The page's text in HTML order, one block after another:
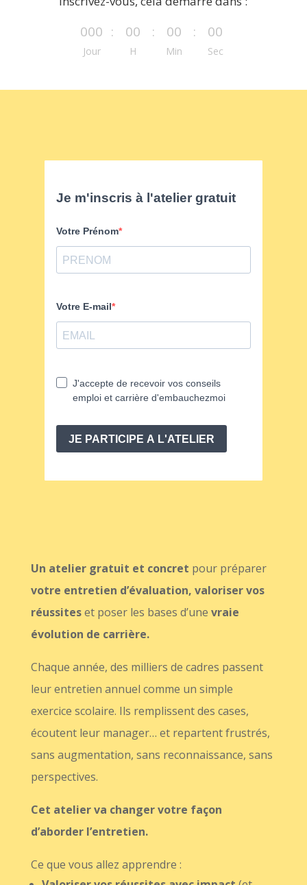
000
Jour
: 00
H
: 00
Min
: 00
Sec
Un atelier gratuit et concret pour préparer
votre entretien d’évaluation, valoriser vos
réussiteset poser les bases d’une vraie
évolution de carrière.
Chaque année, des milliers de cadres passent
leur entretien annuel comme un simple
exercice scolaire. Ils remplissent des cases,
écoutent leur manager… et repartent frustrés,
sans augmentation, sans reconnaissance, sans
perspectives.
Cet atelier va changer votre façon
d’aborder l’entretien.
Ce que vous allez apprendre :